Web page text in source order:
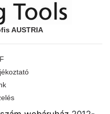
AUSTRIA